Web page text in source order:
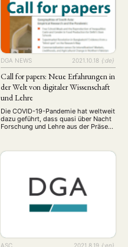
Forschenden. Den Konferenzbericht,
der in der letzten ASIEN-Ausgabe
(158/159, Januar/April 2021)
erschienen ist, finden Sie unten. …
DGA NEWS 2021.10.18 {:de}
Call for papers: Neue Erfahrungen in
der Welt von digitaler Wissenschaft
und Lehre
Die COVID-19-Pandemie hat weltweit
dazu geführt, dass quasi über Nacht
Forschung und Lehre aus der Präsenz
digitale Kompetenzen geschaffen
Was bis vor kurzem noch als ein Ziel
mittel- bis langfristiger Planung galt,
musste in kürzester …
ASC 2021.8.19 {:en}